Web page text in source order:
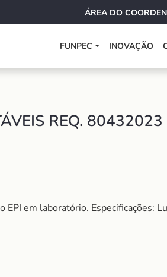
ÁREA DO
FUNPEC INOVAÇÃO
REQ. 80432023
EPI em laboratório. Especificações: